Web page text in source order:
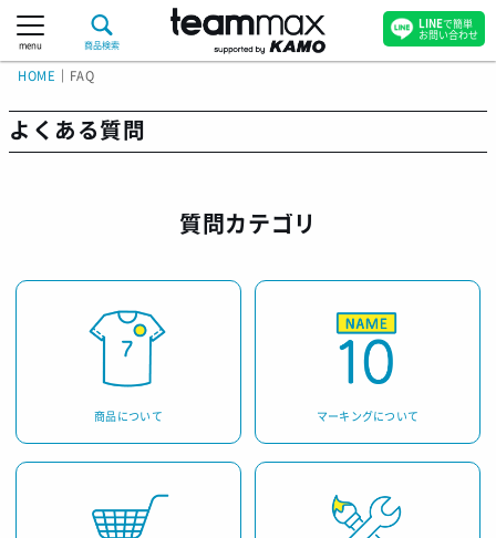
menu 商品検索
HOME FAQ
よくある質問
質問カテゴリ
商品について マーキングについて
LINEで簡単
お問い合わせ